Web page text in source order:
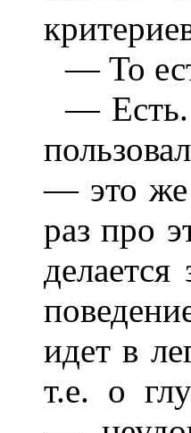
— То
— Есть.
— это же
раз про
идет в
т.е. о